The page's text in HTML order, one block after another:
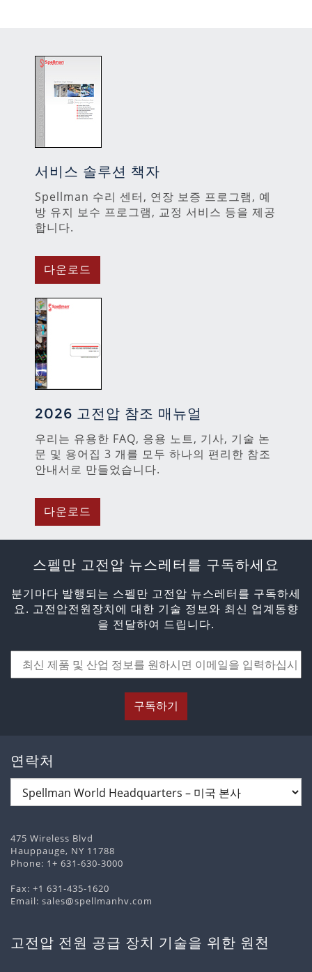
서비스 솔루션 책자
Spellman 수리 센터, 연장 보증 프로그램, 예
방 유지 보수 프로그램, 교정 서비스 등을 제공
합니다.
다운로드
2026 고전압 참조 매뉴얼
우리는 유용한 FAQ, 응용 노트, 기사, 기술 논
문 및 용어집 3 개를 모두 하나의 편리한 참조
안내서로 만들었습니다.
다운로드
스펠만 고전압 뉴스레터를 구독하세요
분기마다 발행되는 스펠만 고전압 뉴스레터를 구독하세
요. 고전압전원장치에 대한 기술 정보와 최신 업계동향
을 전달하여 드립니다.
구독하기
연락처
475 Wireless Blvd
Hauppauge, NY 11788
Phone: 1+ 631-630-3000
Fax: +1 631-435-1620
Email: sales@spellmanhv.com
고전압 전원 공급 장치 기술을 위한 원천